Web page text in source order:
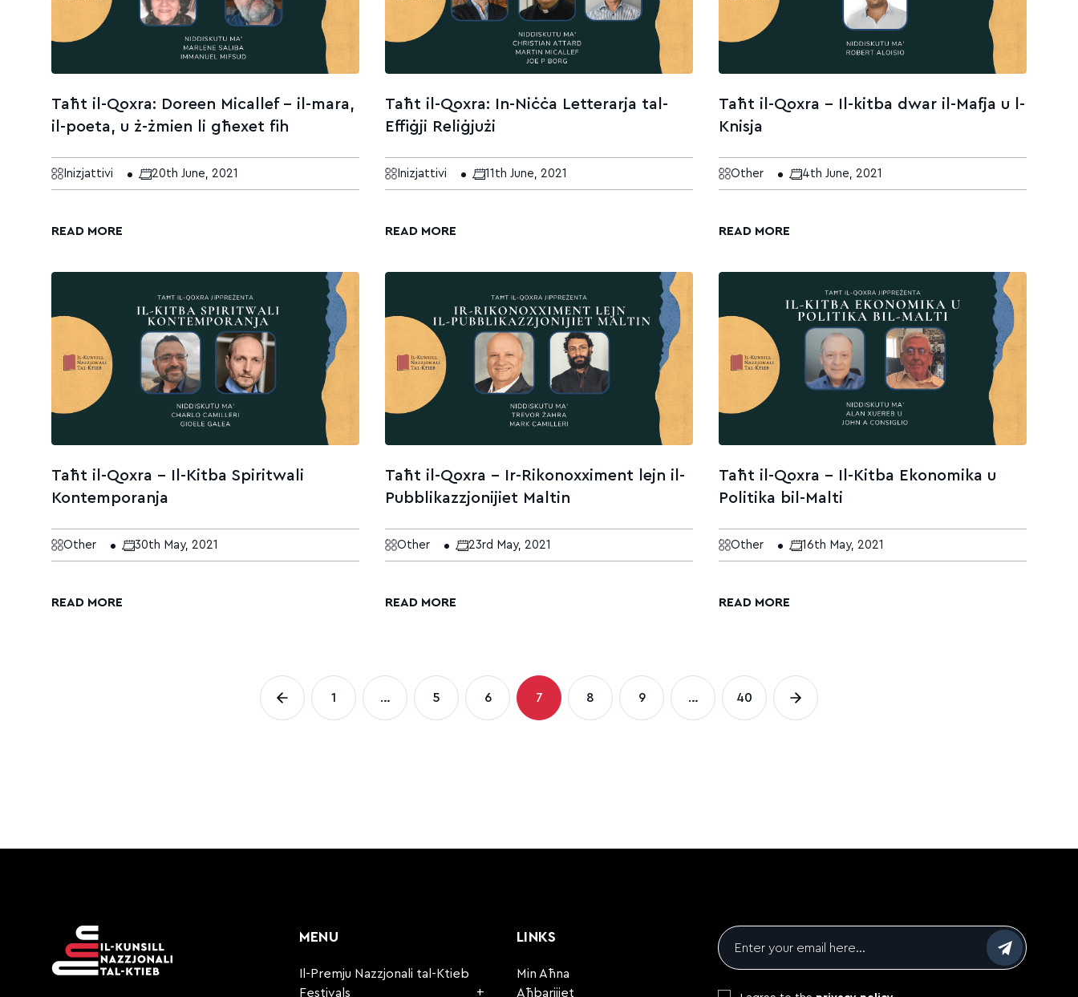
Taħt il-Qoxra: Doreen Micallef – il-mara,
il-poeta, u ż-żmien li għexet fih
Inizjattivi 20th June, 2021
READ MORE
Taħt il-Qoxra: In-Niċċa Letterarja tal-
Effiġji Reliġjużi
Inizjattivi 11th June, 2021
READ MORE
Taħt il-Qoxra – Il-kitba dwar il-Mafja u l-
Knisja
Other 4th June, 2021
READ MORE
Taħt il-Qoxra – Il-Kitba Spiritwali
Kontemporanja
Other 30th May, 2021
READ MORE
Taħt il-Qoxra – Ir-Rikonoxximent lejn il-
Pubblikazzjonijiet Maltin
Other 23rd May, 2021
READ MORE
Taħt il-Qoxra – Il-Kitba Ekonomika u
Politika bil-Malti
Other 16th May, 2021
READ MORE
Posts
pagination
Page
1 …
Page
5
Page
6
Page
7
Page
8
Page
9 …
Page
40
MENU
Il-Premju Nazzjonali tal-Ktieb
Festivals
LINKS
Min Aħna
Aħbarijiet
Email